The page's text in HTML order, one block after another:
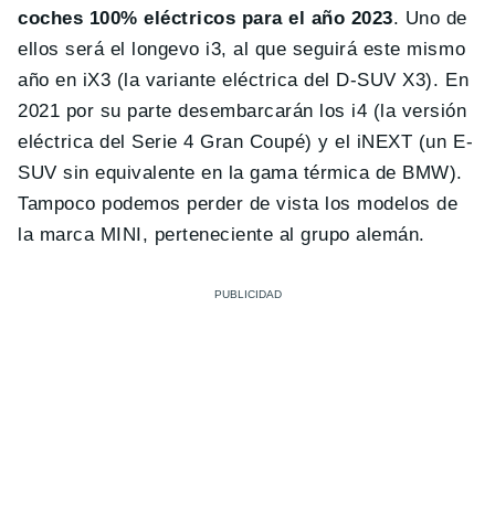
coches 100% eléctricos para el año 2023. Uno de
ellos será el longevo i3, al que seguirá este mismo
año en iX3 (la variante eléctrica del D-SUV X3). En
2021 por su parte desembarcarán los i4 (la versión
eléctrica del Serie 4 Gran Coupé) y el iNEXT (un E-
SUV sin equivalente en la gama térmica de BMW).
Tampoco podemos perder de vista los modelos de
la marca MINI, perteneciente al grupo alemán.